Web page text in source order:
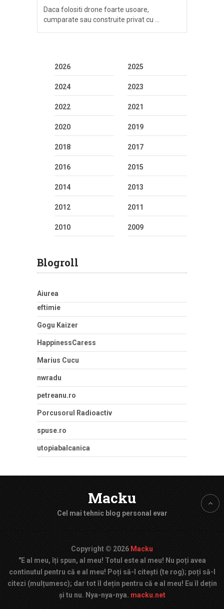
Daca folositi drone foarte usoare,
cumparate sau construite privat cu …
2026 2025
2024 2023
2022 2021
2020 2019
2018 2017
2016 2015
2014 2013
2012 2011
2010 2009
Blogroll
Aiurea
eftimie
Gogu Kaizer
HappinessCaress
Marius Cucu
nwradu
petreanu.ro
Porcusorul Radioactiv
spuse.ro
utopiabalcanica
Macku
Cel mai tehnic blog personal evar
Copyright © 2026 Macku
"E al meu, îți spun, al meu! Totul este al meu! Nu poți avea
continutul pentru că e al meu! Poți să-l citești (te rog); poți să-l
citezi (mulțumesc); dar tot îl dețin pentru că e al meu! Eu îl dețin
și tu nu. Nya-nya-nya. macku.net